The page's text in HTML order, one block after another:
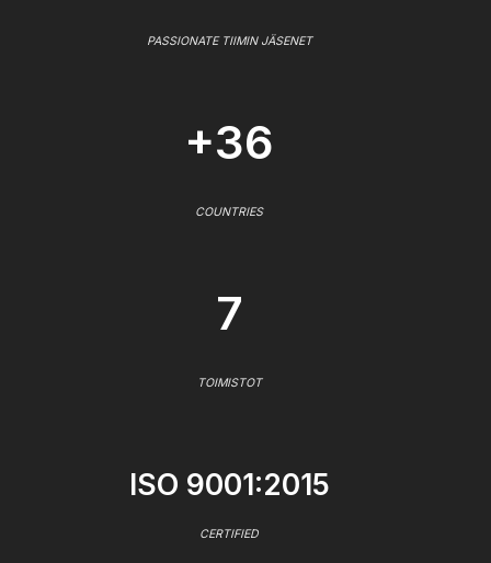
PASSIONATE TIIMIN JÄSENET
+36
COUNTRIES
7
TOIMISTOT
ISO 9001:2015
CERTIFIED